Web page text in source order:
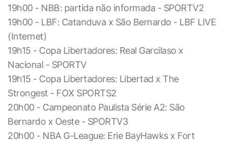
19h00 - NBB: partida não informada - SPORTV2
19h00 - LBF: Catanduva x São Bernardo - LBF LIVE
(Internet)
19h15 - Copa Libertadores: Real Garcilaso x
Nacional - SPORTV
19h15 - Copa Libertadores: Libertad x The
Strongest - FOX SPORTS2
20h00 - Campeonato Paulista Série A2: São
Bernardo x Oeste - SPORTV3
20h00 - NBA G-League: Erie BayHawks x Fort